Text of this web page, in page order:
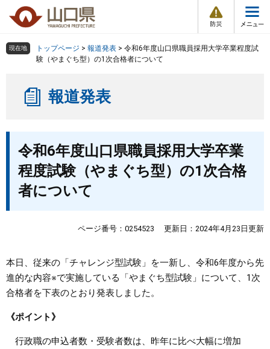
の
ー
情
報
メ
ュ
組織で探す
くらし・環境
健康・福祉
教育・文化・スポーツ
しごと・産業・観光
まちづくり
検索の仕方 組織で探す
現在地 トップページ > 報道発表 > 令和6年度山口県職員採用大学卒業程度試
験（やまぐち型）の1次合格者について
報道発表
令和6年度山口県職員採用大学卒業
程度試験（やまぐち型）の1次合格
者について
ページ番号：0254523 更新日：2024年4月23日更新
本日、従来の「チャレンジ型試験」を一新し、令和6年度から先
進的な内容※で実施している「やまぐち型試験」について、1次
合格者を下表のとおり発表しました。
《ポイント》
行政職の申込者数・受験者数は、昨年に比べ大幅に増加